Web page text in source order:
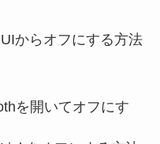
からオフにする方法
を開いてオフにす